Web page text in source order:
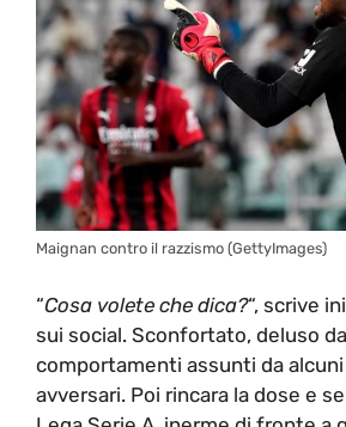
Maignan contro il razzismo (GettyImages)
“Cosa volete che dica?“, scrive
sui social. Sconfortato, deluso
comportamenti assunti da
avversari. Poi rincara la dose e